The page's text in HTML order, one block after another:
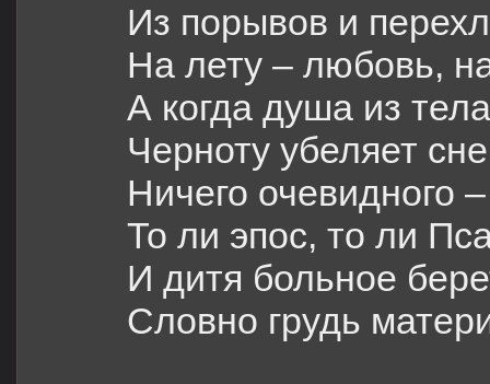
Из порывов и
На лету – любовь,
А когда душа из
Черноту убеляет
Ничего очевидного
То ли эпос, то ли
И дитя больное
Словно грудь